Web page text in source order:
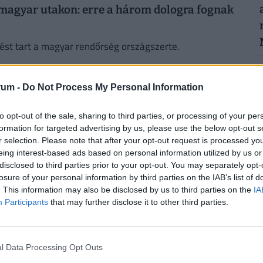
- Do Not Process My Personal Information
opt-out of the sale, sharing to third parties, or processing of your
for targeted advertising by us, please use the below opt-out
selection. Please note that after your opt-out request is processed
interest-based ads based on personal information utilized by us
to third parties prior to your opt-out. You may separately
of your personal information by third parties on the IAB’s list of
This information may also be disclosed by us to third parties on the
Participants that may further disclose it to other third parties.
Data Processing Opt Outs
utakon: erre a három dologra fognak
tart a magyar rendőrség országszerte.
nagyobb a botrány, reagáltak Trumpék is
a tervek szerint bevándorlási ellenőrzéseket tartanak
már elvittek a rendőrök, komoly szinten
tartozó személyt tartóztatott le mérkőzés-manipuláció,
gyanújával.